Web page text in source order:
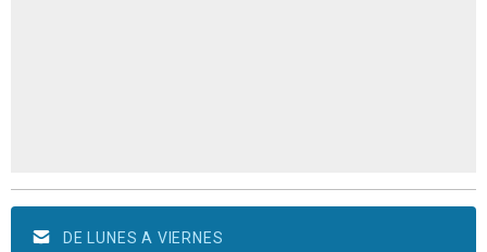
DE LUNES A VIERNES